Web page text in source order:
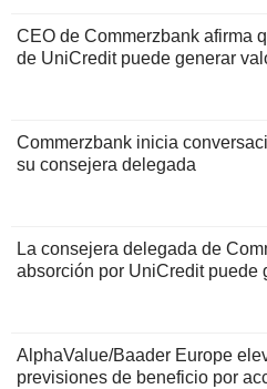
CEO de Commerzbank afirma
de UniCredit puede generar
Commerzbank inicia
su consejera delegada
La consejera delegada de
absorción por UniCredit puede
AlphaValue/Baader Europe
previsiones de beneficio por